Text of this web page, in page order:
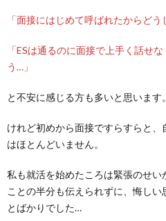
「面接にはじめて呼ばれたからど
「ESは通るのに面接で上手く話せ
う…」
と不安に感じる方も多いと思います。
けれど初めから面接ですらすらと
はほとんどいません。
私も就活を始めたころは緊張のせ
ことの半分も伝えられずに、悔し
とばかりでした…